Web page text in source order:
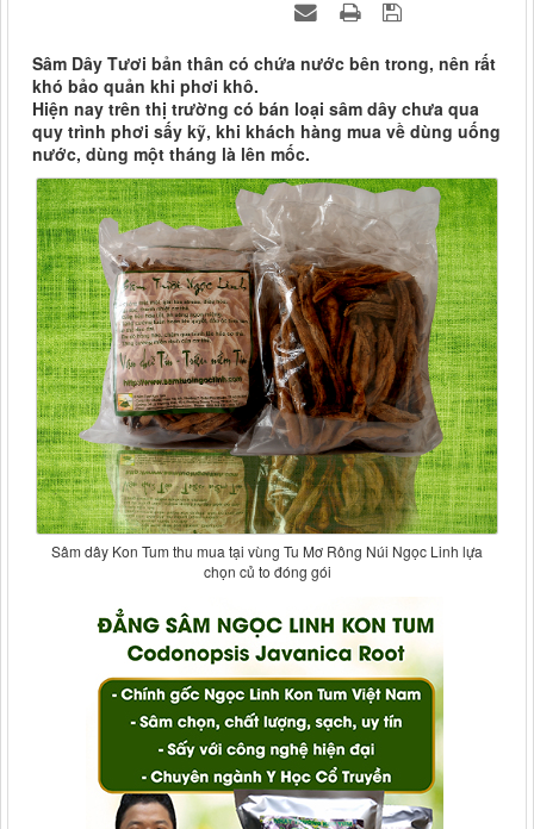
Sâm Dây Tươi bản thân có chứa nước bên trong, nên rất
khó bảo quản khi phơi khô.
Hiện nay trên thị trường có bán loại sâm dây chưa qua
quy trình phơi sấy kỹ, khi khách hàng mua về dùng uống
nước, dùng một tháng là lên mốc.
Sâm dây Kon Tum thu mua tại vùng Tu Mơ Rông Núi Ngọc Linh lựa
chọn củ to đóng gói